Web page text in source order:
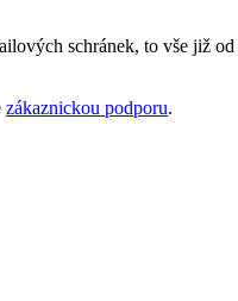
schránek, to vše již od
zákaznickou podporu.